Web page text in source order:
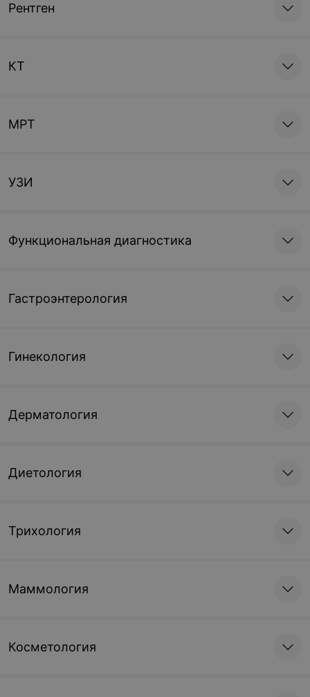
Рентген
КТ
МРТ
УЗИ
Функциональная диагностика
Гастроэнтерология
Гинекология
Дерматология
Диетология
Трихология
Маммология
Косметология